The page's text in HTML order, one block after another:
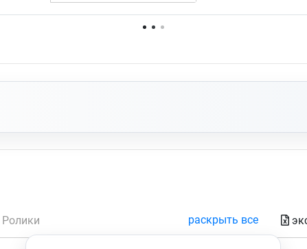
Нет доступных упоминаний.
Ролики раскрыть все